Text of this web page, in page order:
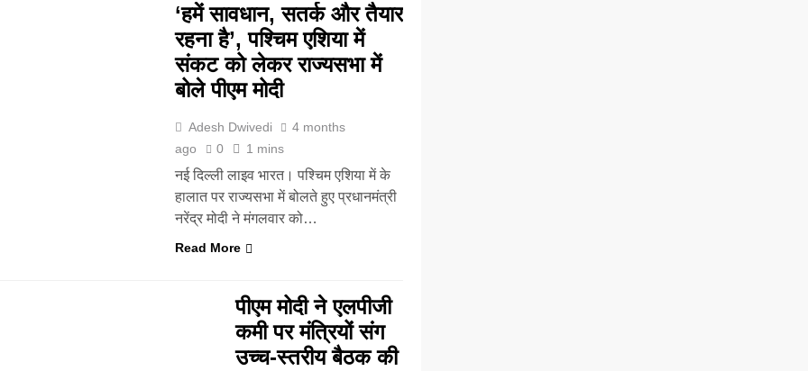
‘हमें सावधान, सतर्क और तैयार
रहना है’, पश्चिम एशिया में
संकट को लेकर राज्यसभा में
बोले पीएम मोदी
Adesh Dwivedi
4 months
ago
0 1 mins
नई दिल्ली लाइव भारत। पश्चिम एशिया में के
हालात पर राज्यसभा में बोलते हुए प्रधानमंत्री
नरेंद्र मोदी ने मंगलवार को…
Read More
पीएम मोदी ने एलपीजी
कमी पर मंत्रियों संग
उच्च-स्तरीय बैठक की